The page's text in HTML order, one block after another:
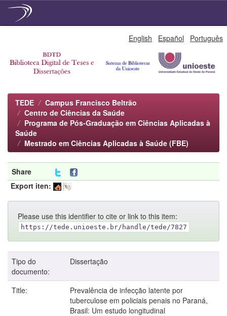
English Español Português
TEDE
Campus Francisco Beltrão
Centro de Ciências da Saúde
Programa de Pós-Graduação em Ciências Aplicadas à
Saúde
Mestrado em Ciências Aplicadas à Saúde (FBE)
Share
Export iten:
Please use this identifier to cite or link to this item:
https://tede.unioeste.br/handle/tede/7827
Tipo do
documento:
Dissertação
Title:
Prevalência de infecção latente por
tuberculose em policiais penais no Paraná,
Brasil: Um estudo longitudinal